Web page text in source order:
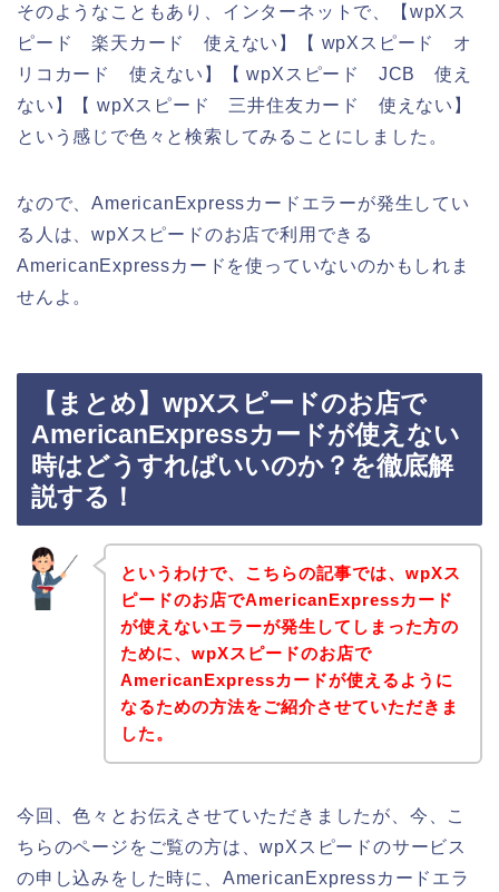
そのようなこともあり、インターネットで、【wpXス
ピード 楽天カード 使えない】【 wpXスピード オ
リコカード 使えない】【 wpXスピード JCB 使え
ない】【 wpXスピード 三井住友カード 使えない】
という感じで色々と検索してみることにしました。
なので、AmericanExpressカードエラーが発生してい
る人は、wpXスピードのお店で利用できる
AmericanExpressカードを使っていないのかもしれま
せんよ。
【まとめ】wpXスピードのお店で
AmericanExpressカードが使えない
時はどうすればいいのか？を徹底解
説する！
というわけで、こちらの記事では、wpXス
ピードのお店でAmericanExpressカード
が使えないエラーが発生してしまった方の
ために、wpXスピードのお店で
AmericanExpressカードが使えるように
なるための方法をご紹介させていただきま
した。
今回、色々とお伝えさせていただきましたが、今、こ
ちらのページをご覧の方は、wpXスピードのサービス
の申し込みをした時に、AmericanExpressカードエラ